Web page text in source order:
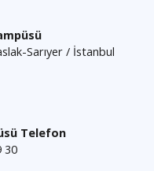
Sarıyer / İstanbul
Telefon
30